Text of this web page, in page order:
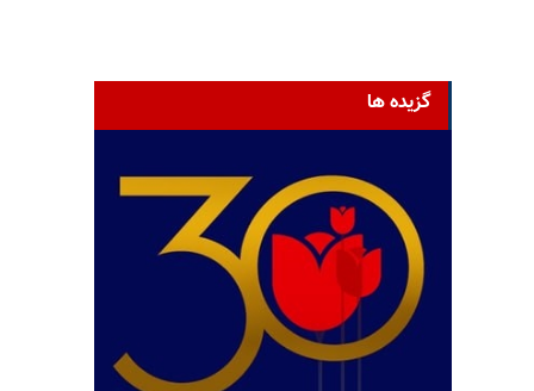
گزیده ها